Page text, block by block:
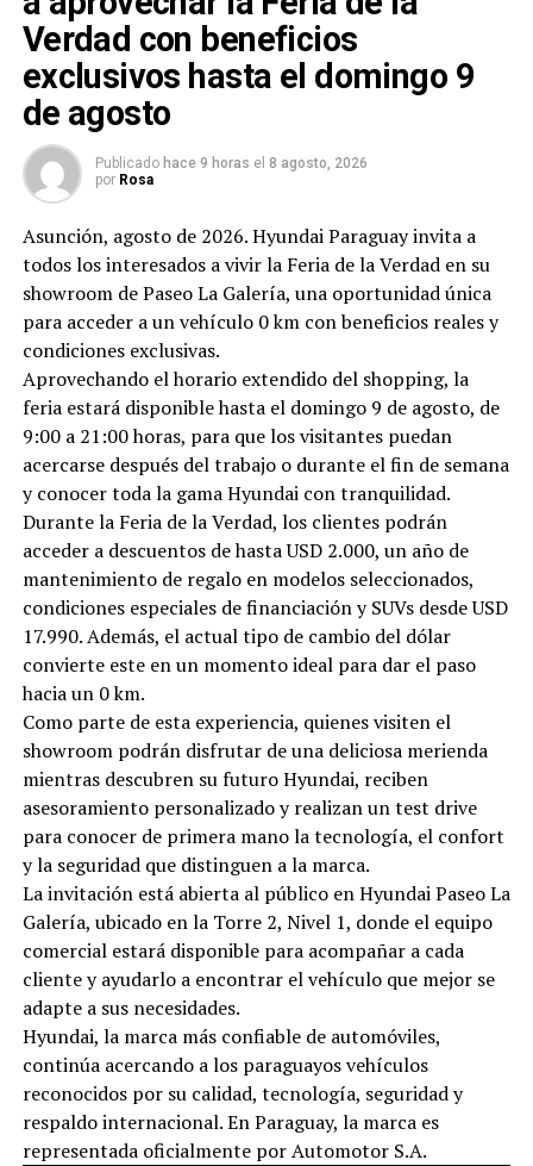
Verdad con beneficios
exclusivos hasta el domingo 9
de agosto
Publicado hace 9 horas el 8 agosto, 2026
por Rosa
Asunción, agosto de 2026. Hyundai Paraguay invita a
todos los interesados a vivir la Feria de la Verdad en su
showroom de Paseo La Galería, una oportunidad única
para acceder a un vehículo 0 km con beneficios reales y
condiciones exclusivas.
Aprovechando el horario extendido del shopping, la
feria estará disponible hasta el domingo 9 de agosto, de
9:00 a 21:00 horas, para que los visitantes puedan
acercarse después del trabajo o durante el fin de semana
y conocer toda la gama Hyundai con tranquilidad.
Durante la Feria de la Verdad, los clientes podrán
acceder a descuentos de hasta USD 2.000, un año de
mantenimiento de regalo en modelos seleccionados,
condiciones especiales de financiación y SUVs desde USD
17.990. Además, el actual tipo de cambio del dólar
convierte este en un momento ideal para dar el paso
hacia un 0 km.
Como parte de esta experiencia, quienes visiten el
showroom podrán disfrutar de una deliciosa merienda
mientras descubren su futuro Hyundai, reciben
asesoramiento personalizado y realizan un test drive
para conocer de primera mano la tecnología, el confort
y la seguridad que distinguen a la marca.
La invitación está abierta al público en Hyundai Paseo La
Galería, ubicado en la Torre 2, Nivel 1, donde el equipo
comercial estará disponible para acompañar a cada
cliente y ayudarlo a encontrar el vehículo que mejor se
adapte a sus necesidades.
Hyundai, la marca más confiable de automóviles,
continúa acercando a los paraguayos vehículos
reconocidos por su calidad, tecnología, seguridad y
respaldo internacional. En Paraguay, la marca es
representada oficialmente por Automotor S.A.